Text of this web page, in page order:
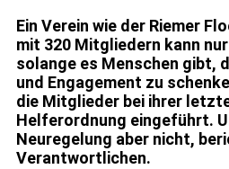
Ein Verein wie der Riemer
mit 320 Mitgliedern kann
solange es Menschen gibt,
und Engagement zu
die Mitglieder bei ihrer
Helferordnung eingeführt.
Neuregelung aber nicht,
Verantwortlichen.